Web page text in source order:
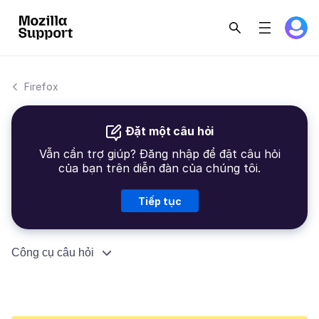
Firefox
Đặt một câu hỏi
Vẫn cần trợ giúp? Đăng nhập để đặt câu hỏi
của bạn trên diễn đàn của chúng tôi.
Tiếp tục
Công cụ câu hỏi